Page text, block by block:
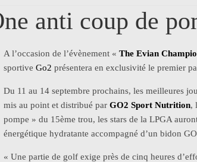
anti coup de
A l’occasion de l’évènement « The Evian
sportive Go2 présentera en exclusivité le premier
Du 11 au 14 septembre prochains, les meilleures
mis au point et distribué par GO2 Sport Nutrition,
pompe » du 15ème trou, les stars de la LPGA
énergétique hydratante accompagné d’un bidon
« Une partie de golf exige près de cinq heures